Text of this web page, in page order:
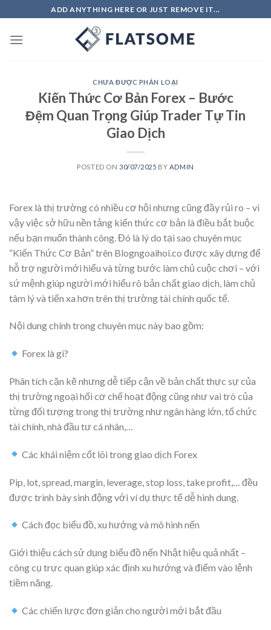
to
content
ADD ANYTHING HERE OR JUST REMOVE IT...
CHƯA ĐƯỢC PHÂN LOẠI
Kiến Thức Cơ Bản Forex – Bước
Đệm Quan Trọng Giúp Trader Tự Tin
Giao Dịch
POSTED ON 30/07/2025 BY ADMIN
Forex là thị trường có nhiều cơ hội nhưng cũng đầy rủi ro – vì
vậy việc sở hữu nền tảng kiến thức cơ bản là điều bắt buộc
nếu bạn muốn thành công. Đó là lý do tại sao chuyên mục
“Kiến Thức Cơ Bản” trên Blogngoaihoi.co được xây dựng để
hỗ trợ người mới hiểu và từng bước làm chủ cuộc chơi – với
sứ mệnh giúp người mới hiểu rõ bản chất giao dịch, làm chủ
tâm lý và tiến xa hơn trên thị trường tài chính quốc tế.
Nội dung chính trong chuyên mục này bao gồm:
Forex là gì?
Phân tích cặn kẽ nhưng dễ tiếp cận về bản chất thực sự của
thị trường ngoại hối cơ chế hoạt động cũng như vai trò của
từng đối tượng trong thị trường như ngân hàng lớn, tổ chức
tài chính, nhà đầu tư cá nhân,…
Các khái niệm cốt lõi trong giao dịch Forex
Pip, lot, spread, margin, leverage, stop loss, take profit,… đều
được trình bày sinh động với ví dụ thực tế dễ hình dung.
Cách đọc biểu đồ, xu hướng và mô hình nến
Giới thiệu cách sử dụng biểu đồ nến Nhật hiệu quả nhất –
công cụ trực quan giúp xác định xu hướng và điểm vào lệnh
tiềm năng.
Các chiến lược đơn giản cho người mới bắt đầu